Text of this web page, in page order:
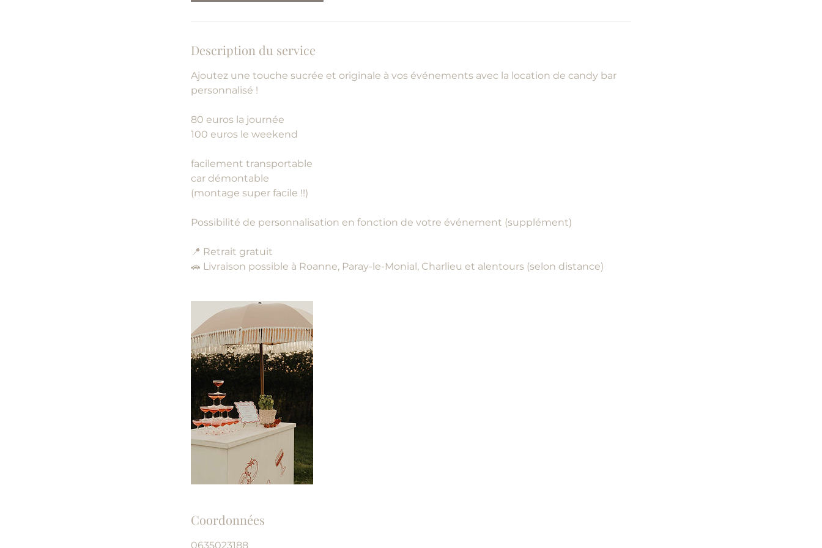
n
Description du service
Ajoutez une touche sucrée et originale à vos événements avec la location de candy bar
personnalisé !
80 euros la journée
100 euros le weekend
facilement transportable
car démontable
(montage super facile !!)
Possibilité de personnalisation en fonction de votre événement (supplément)
📍 Retrait gratuit
🚗 Livraison possible à Roanne, Paray-le-Monial, Charlieu et alentours (selon distance)
Coordonnées
0635023188